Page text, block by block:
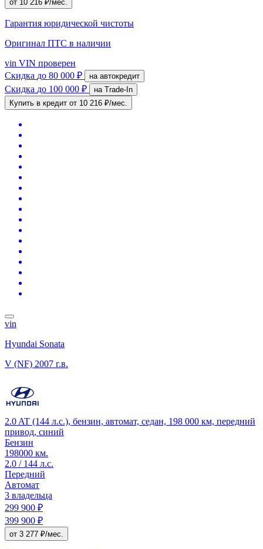
от 10 216 ₽/мес.
Гарантия юридической чистоты
Оригинал ПТС в наличии
vin VIN проверен
Скидка до 80 000 ₽ на автокредит
Скидка до 100 000 ₽
на Trade-In
Купить в кредит от 10 216 ₽/мес.
vin
Hyundai Sonata
V (NF) 2007 г.в.
2.0 AT (144 л.с.), бензин, автомат, седан, 198 000 км, передний
привод, синий
Бензин
198000 км.
2.0 / 144 л.с.
Передний
Автомат
3 владельца
299 900 ₽
399 900 ₽
от 3 277 ₽/мес.